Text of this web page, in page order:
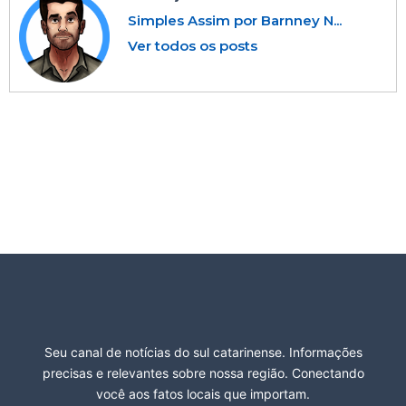
Simples Assim por Barnney N...
Ver todos os posts
Seu canal de notícias do sul catarinense. Informações
precisas e relevantes sobre nossa região. Conectando
você aos fatos locais que importam.